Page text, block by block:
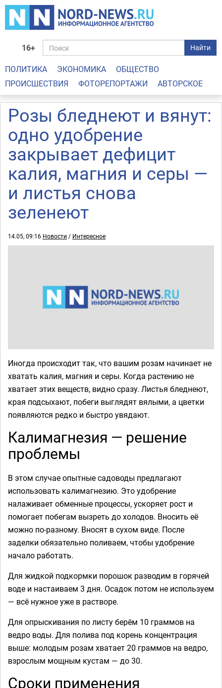
16+ Найти
ПОЛИТИКА ЭКОНОМИКА
ОБЩЕСТВО
ПРОИСШЕСТВИЯ
ФОТОРЕПОРТАЖИ АВТОРСКОЕ
Розы бледнеют и вянут:
одно удобрение
закрывает дефицит
калия, магния и серы —
и листья снова
зеленеют
14.05, 09:16 Новости / Интересное
Иногда происходит так, что вашим розам начинает не
хватать калия, магния и серы. Когда растению не
хватает этих веществ, видно сразу. Листья бледнеют,
края подсыхают, побеги выглядят вялыми, а цветки
появляются редко и быстро увядают.
Калимагнезия — решение
проблемы
В этом случае опытные садоводы предлагают
использовать калимагнезию. Это удобрение
налаживает обменные процессы, ускоряет рост и
помогает побегам вызреть до холодов. Вносить её
можно по-разному. Вносят в сухом виде. После
заделки обязательно поливаем, чтобы удобрение
начало работать.
Для жидкой подкормки порошок разводим в горячей
воде и настаиваем 3 дня. Осадок потом не используем
— всё нужное уже в растворе.
Для опрыскивания по листу берём 10 граммов на
ведро воды. Для полива под корень концентрация
выше: молодым розам хватает 20 граммов на ведро,
взрослым мощным кустам — до 30.
Сроки применения